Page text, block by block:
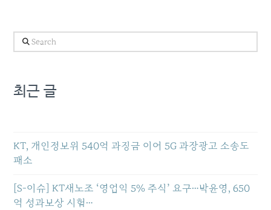
Search
최근 글
KT, 개인정보위 540억 과징금 이어 5G 과장광고 소송도
패소
[S-이슈] KT새노조 ‘영업익 5% 주식’ 요구…박윤영, 650
억 성과보상 시험…